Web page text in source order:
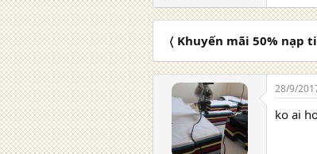
〈 Khuyến mãi 50% nạp
28/9/
ko ai